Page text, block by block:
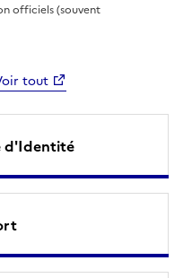
officiels (souvent
tout
d'Identité